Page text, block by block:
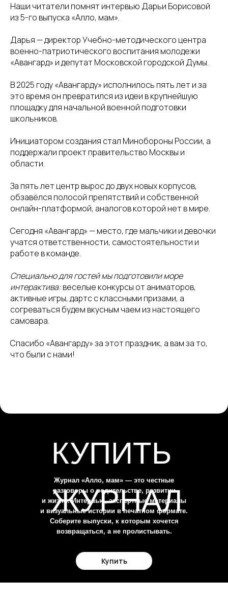
Наши читатели помнят интервью Дарьи Борисовой
из 5-го выпуска «Алло, мам».
Дарья — директор Учебно-методического центра
военно-патриотического воспитания молодежи
«Авангард» и депутат Московской городской Думы.
В 2025 году «Авангарду» исполнилось пять лет и за
это время он превратился из идеи в крупнейшую
площадку для начальной военной подготовки
школьников.
Инициатором создания стал Минобороны России, а
поддержали проект правительство Москвы и
области.
За пять лет центр вырос до двух новых корпусов,
обзавёлся полосой препятствий и собственной
онлайн-платформой, аналогов которой нет в мире.
Сегодня «Авангард» — место, где мальчики и девочки
учатся ответственности, самостоятельности и
работе в команде.
Специально для гостей мы подготовили море
интерактива:веселые конкурсы от аниматоров,
активные игры, дартс с классными призами, а
согреваться будем вкусным чаем из настоящего
самовара.
Спасибо «Авангарду» за этот праздник, а вам за то,
что были с нами!
Журнал «Алло, мам» — это честные
разговоры о родительстве, развитии
и жизни. Интервью, экспертные материалы
и визуальные истории в печатном формате.
Соберите выпуски, к которым хочется
возвращаться, а не пролистывать.
Купить
КУПИТЬ
ЖУРНАЛ
hello@allo-mam.ru
+7 (915) 126-24-39
согласие на обработку
политика в отношении обработки
персональных данных